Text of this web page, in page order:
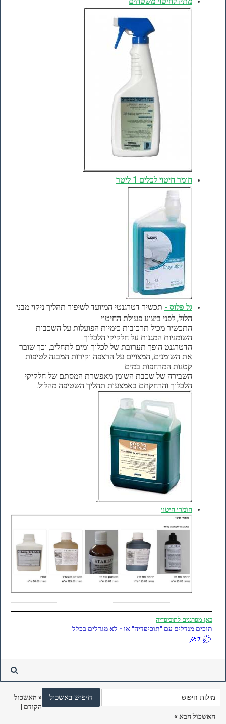
חומר חיטוי לכלים 1 ליטר
גל פלוס - תכשיר דטרגנטי המיועד לשיפור תהליך ניקוי מבני
הלול, לפני ביצוע פעולת החיטוי.
התכשיר מכיל תרכובות כימיות הפועלות על השכבות
השומניות המגנות על חלקיקי הלכלוך.
הדטרגנט הופך תערובת של לכלוך ומים לתחליב, וכך שובר
את השומנים, המצויים על הרצפה וקירות המבנה לטיפות
קטנות המרחפות במים.
השבירה של שכבת השומן מאפשרת המסתם של חלקיקי
הלכלוך והרחקתם באמצעות תהליך השטיפה מהלול.
חומרי חיטוי
כאן מפרגנים לתוכיפדיה
תוכים מגדלים עם "תוכיפדיה" או - לא מגדלים בכלל
« האשכול
הקודם
האשכול הבא »